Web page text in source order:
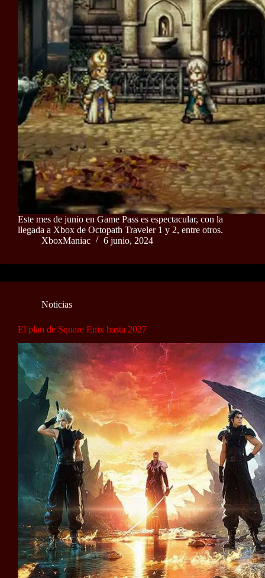
Este mes de junio en Game Pass es espectacular, con la
llegada a Xbox de Octopath Traveler 1 y 2, entre otros.
XboxManiac
6 junio, 2024
Noticias
El plan de Square Enix hasta 2027